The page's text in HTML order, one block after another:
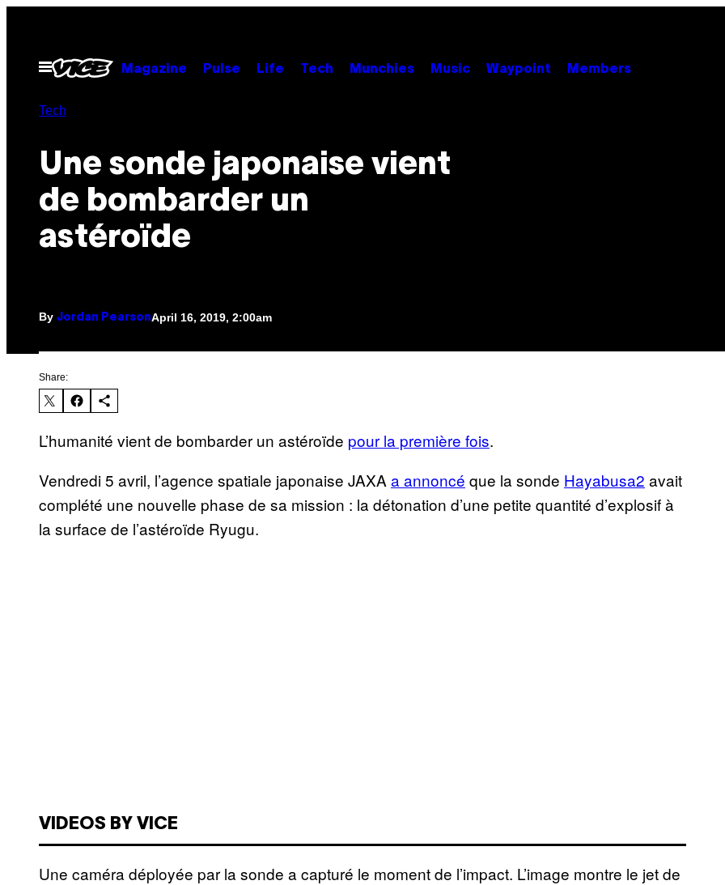
contentOpen
Menu
Magazine Pulse Life Tech Munchies Music Waypoint Members
Tech
Une sonde japonaise vient
de bombarder un
astéroïde
By Jordan PearsonApril 16, 2019, 2:00am
Share:
L’humanité vient de bombarder un astéroïde pour la première fois.
Vendredi 5 avril, l’agence spatiale japonaise JAXA a annoncé que la sonde Hayabusa2 avait
complété une nouvelle phase de sa mission : la détonation d’une petite quantité d’explosif à
la surface de l’astéroïde Ryugu.
VIDEOS BY VICE
Une caméra déployée par la sonde a capturé le moment de l’impact. L’image montre le jet de